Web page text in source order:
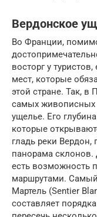
Вердонское
Во Франции,
восторг у
мест, которые
этой стране. Так, в
самых живописных
ущелье. Его
которые
гладь реки Вердон,
панорама склонов.
есть возможность
маршрутами.
Мартель (Sentier
составляет